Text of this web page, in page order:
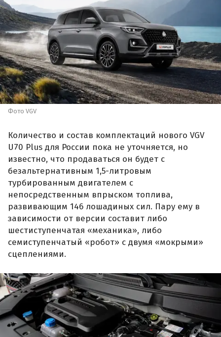
Фото VGV
Количество и состав комплектаций нового VGV
U70 Plus для России пока не уточняется, но
известно, что продаваться он будет с
безальтернативным 1,5-литровым
турбированным двигателем с
непосредственным впрыском топлива,
развивающим 146 лошадиных сил. Пару ему в
зависимости от версии составит либо
шестиступенчатая «механика», либо
семиступенчатый «робот» с двумя «мокрыми»
сцеплениями.